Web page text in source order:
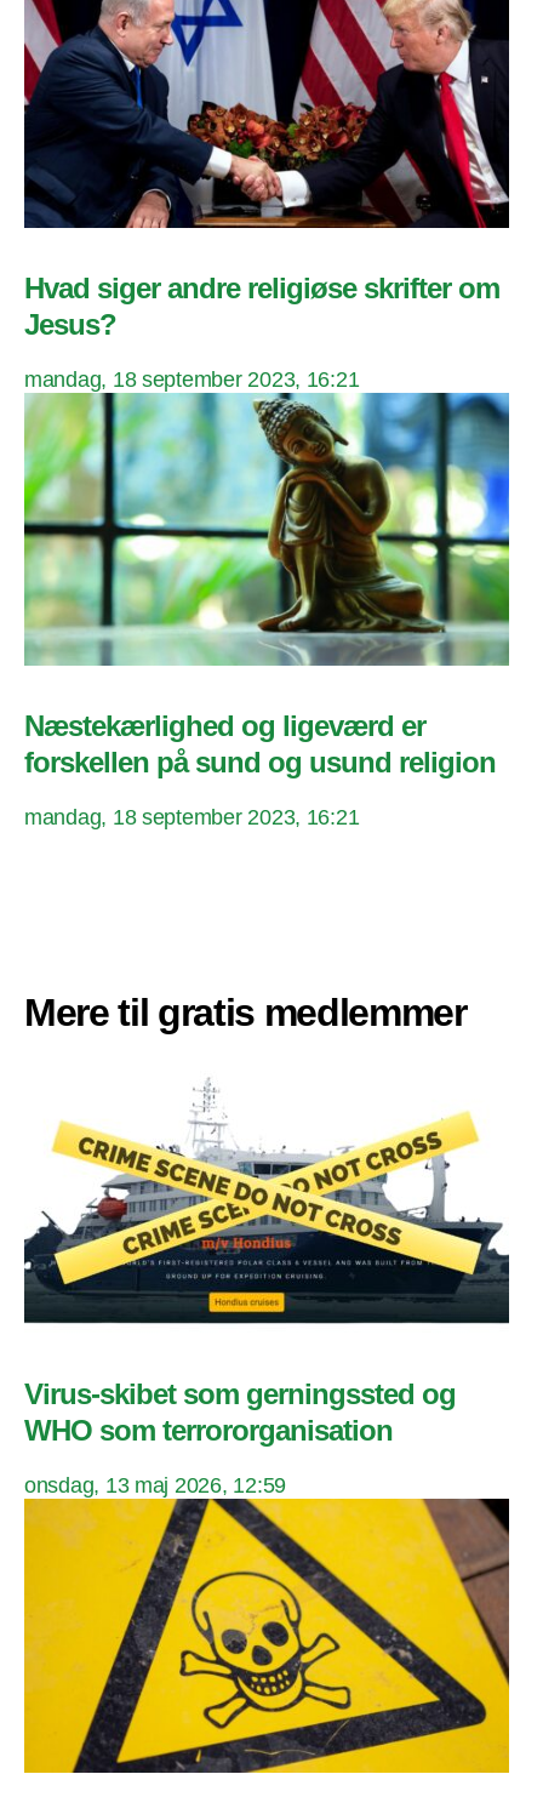
Hvad siger andre religiøse skrifter om
Jesus?
mandag, 18 september 2023, 16:21
Næstekærlighed og ligeværd er
forskellen på sund og usund religion
mandag, 18 september 2023, 16:21
Mere til gratis medlemmer
Virus-skibet som gerningssted og
WHO som terrororganisation
onsdag, 13 maj 2026, 12:59